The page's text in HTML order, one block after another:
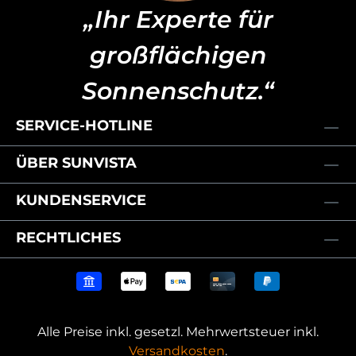
„Ihr Experte für
großflächigen
Sonnenschutz.“
SERVICE-HOTLINE
ÜBER SUNVISTA
KUNDENSERVICE
RECHTLICHES
Alle Preise inkl. gesetzl. Mehrwertsteuer inkl.
Versandkosten.